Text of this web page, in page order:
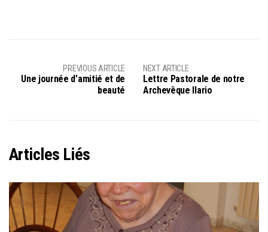
PREVIOUS ARTICLE
Une journée d’amitié et de
beauté
NEXT ARTICLE
Lettre Pastorale de notre
Archevêque Ilario
Articles Liés